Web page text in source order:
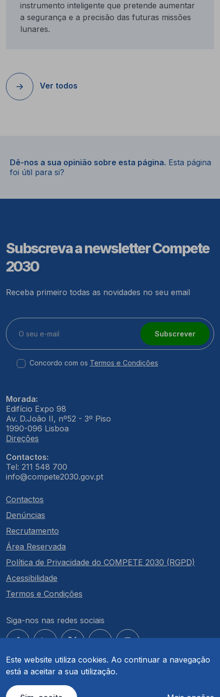
Este website utiliza cookies. Ao continuar a navegação
está a aceitar a sua utilização.
instrumento inteligente que pretende aumentar
a segurança e a precisão das futuras missões
lunares.
Ver todos
Dê-nos a sua opinião sobre esta página. Esta página
foi útil para si?
Subscreva a newsletter Compete
2030
Receba primeiro todas as novidades no seu email
Subscrever
Concordo com os Termos e Condições
Morada:
Edifício Expo 98
Av. D.João II, nº52 - 3º Piso
1990-096 Lisboa
Direções
Contactos:
Tel: 211 548 700
info@compete2030.gov.pt
Contactos
Denúncias
Recrutamento
Área Reservada
Política de Privacidade do COMPETE 2030 (RGPD)
Acessibilidade
Termos e Condições
Siga-nos nas redes sociais
© COMPETE 2030. Todos os direitos reservados.